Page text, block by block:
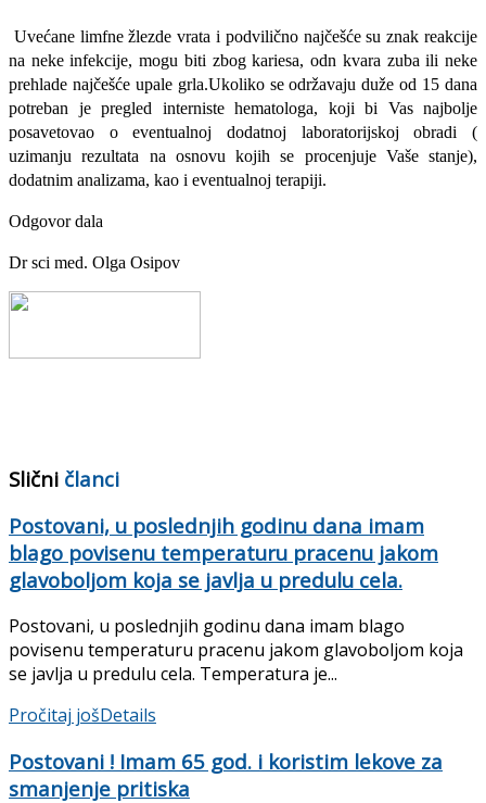
Uvećane limfne žlezde vrata i podvilično najčešće su znak reakcije
na neke infekcije, mogu biti zbog kariesa, odn kvara zuba ili neke
prehlade najčešće upale grla.Ukoliko se održavaju duže od 15 dana
potreban je pregled interniste hematologa, koji bi Vas najbolje
posavetovao o eventualnoj dodatnoj laboratorijskoj obradi (
uzimanju rezultata na osnovu kojih se procenjuje Vaše stanje),
dodatnim analizama, kao i eventualnoj terapiji.
Odgovor dala
Dr sci med. Olga Osipov
Slični članci
Postovani, u poslednjih godinu dana imam
blago povisenu temperaturu pracenu jakom
glavoboljom koja se javlja u predulu cela.
Postovani, u poslednjih godinu dana imam blago
povisenu temperaturu pracenu jakom glavoboljom koja
se javlja u predulu cela. Temperatura je...
Pročitaj jošDetails
Postovani ! Imam 65 god. i koristim lekove za
smanjenje pritiska